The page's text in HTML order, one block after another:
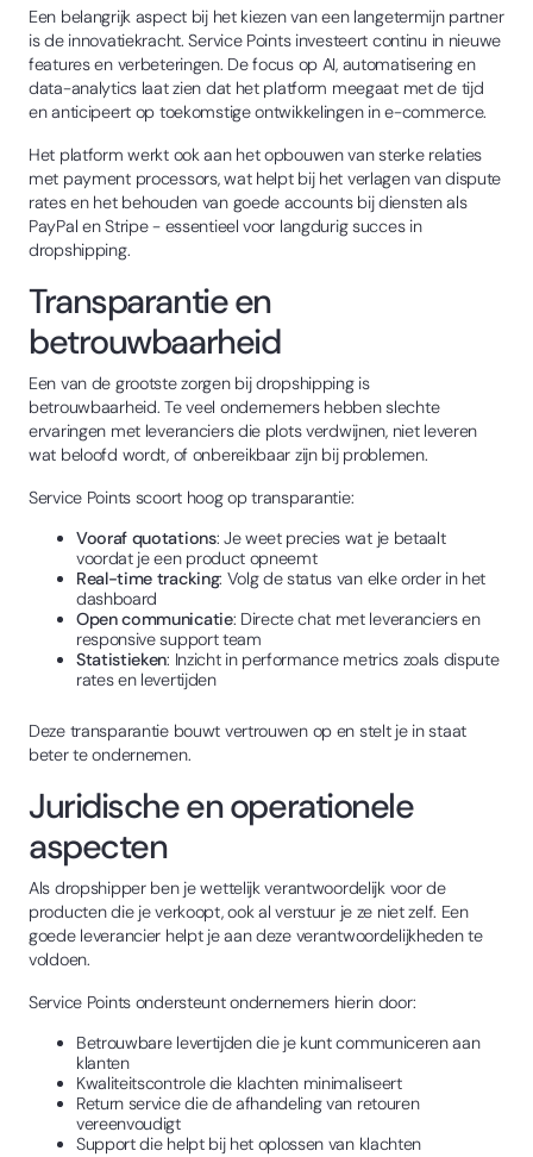
Een belangrijk aspect bij het kiezen van een langetermijn partner
is de innovatiekracht. Service Points investeert continu in nieuwe
features en verbeteringen. De focus op AI, automatisering en
data-analytics laat zien dat het platform meegaat met de tijd
en anticipeert op toekomstige ontwikkelingen in e-commerce.
Het platform werkt ook aan het opbouwen van sterke relaties
met payment processors, wat helpt bij het verlagen van dispute
rates en het behouden van goede accounts bij diensten als
PayPal en Stripe - essentieel voor langdurig succes in
dropshipping.
Transparantie en
betrouwbaarheid
Een van de grootste zorgen bij dropshipping is
betrouwbaarheid. Te veel ondernemers hebben slechte
ervaringen met leveranciers die plots verdwijnen, niet leveren
wat beloofd wordt, of onbereikbaar zijn bij problemen.
Service Points scoort hoog op transparantie:
Vooraf quotations: Je weet precies wat je betaalt
voordat je een product opneemt
Real-time tracking: Volg de status van elke order in het
dashboard
Open communicatie: Directe chat met leveranciers en
responsive support team
Statistieken: Inzicht in performance metrics zoals dispute
rates en levertijden
Deze transparantie bouwt vertrouwen op en stelt je in staat
beter te ondernemen.
Juridische en operationele
aspecten
Als dropshipper ben je wettelijk verantwoordelijk voor de
producten die je verkoopt, ook al verstuur je ze niet zelf. Een
goede leverancier helpt je aan deze verantwoordelijkheden te
voldoen.
Service Points ondersteunt ondernemers hierin door:
Betrouwbare levertijden die je kunt communiceren aan
klanten
Kwaliteitscontrole die klachten minimaliseert
Return service die de afhandeling van retouren
vereenvoudigt
Support die helpt bij het oplossen van klachten